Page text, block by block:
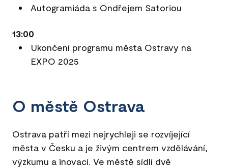
Autogramiáda s Ondřejem Satoriou
13:00
Ukončení programu města Ostravy na
EXPO 2025
O městě Ostrava
Ostrava patří mezi nejrychleji se rozvíjející
města v Česku a je živým centrem vzdělávání,
výzkumu a inovací. Ve městě sídlí dvě